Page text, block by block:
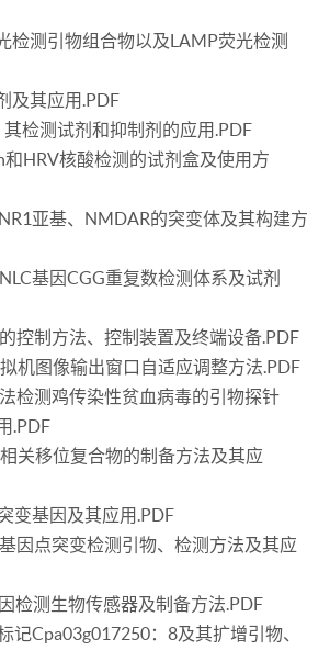
检测引物组合物以及LAMP荧光检测
及其应用.PDF
检测试剂和抑制剂的应用.PDF
HRV核酸检测的试剂盒及使用方
亚基、NMDAR的突变体及其构建方
基因CGG重复数检测体系及试剂
控制方法、控制装置及终端设备.PDF
机图像输出窗口自适应调整方法.PDF
检测鸡传染性贫血病毒的引物探针
.PDF
关移位复合物的制备方法及其应
变基因及其应用.PDF
因点突变检测引物、检测方法及其应
检测生物传感器及制备方法.PDF
记Cpa03g017250：8及其扩增引物、